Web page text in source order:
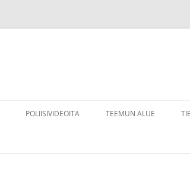
POLIISIVIDEOITA TEEMUN ALUE